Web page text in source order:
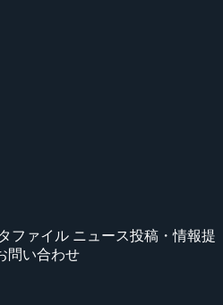
ファイル ニュース投稿・情報提
問い合わせ